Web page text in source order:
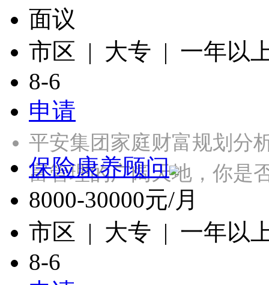
面议
市区 | 大专 | 一年以
8-6
申请
平安集团家庭财富规划分
富管理的广阔天地，你
保险康养顾问
8000-30000元/月
市区 | 大专 | 一年以
8-6